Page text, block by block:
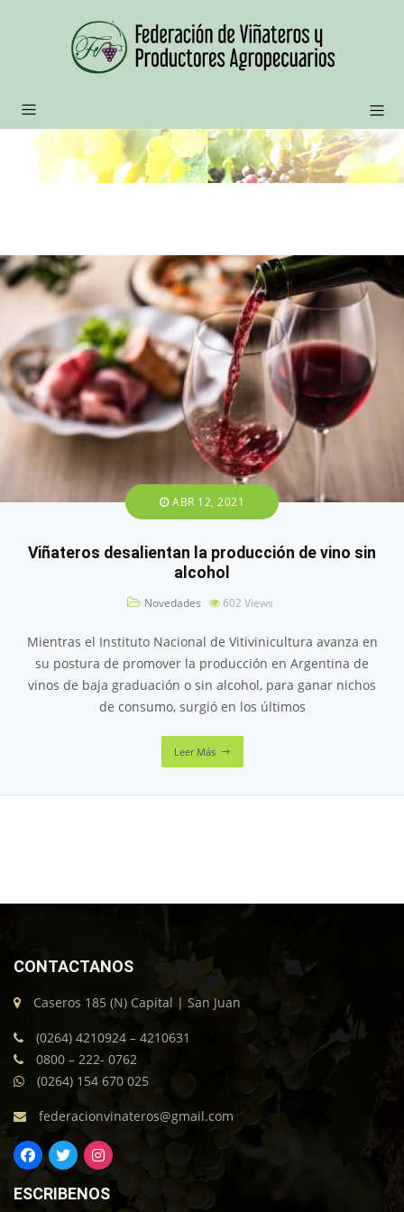
ABR 12, 2021
Viñateros desalientan la producción de vino sin
alcohol
Novedades 602 Views
Mientras el Instituto Nacional de Vitivinicultura avanza en
su postura de promover la producción en Argentina de
vinos de baja graduación o sin alcohol, para ganar nichos
de consumo, surgió en los últimos
Leer Más
CONTACTANOS
Caseros 185 (N) Capital | San Juan
(0264) 4210924 – 4210631
0800 – 222- 0762
(0264) 154 670 025
federacionvinateros@gmail.com
ESCRIBENOS